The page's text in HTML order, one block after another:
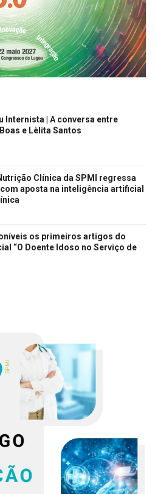
Internista | A conversa entre
e Lèlita Santos
Clínica da SPMI regressa
aposta na inteligência artificial
os primeiros artigos do
“O Doente Idoso no Serviço de